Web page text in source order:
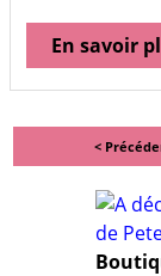
En savoir
<